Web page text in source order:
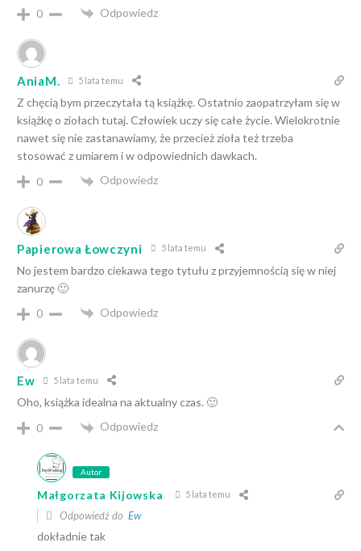
0
Odpowiedz
AniaM. 5 lata temu
Z chęcią bym przeczytała tą książkę. Ostatnio zaopatrzyłam się w
książkę o ziołach tutaj. Człowiek uczy się całe życie. Wielokrotnie
nawet się nie zastanawiamy, że przecież zioła też trzeba
stosować z umiarem i w odpowiednich dawkach.
0
Odpowiedz
Papierowa Łowczyni 5 lata temu
No jestem bardzo ciekawa tego tytułu z przyjemnością się w niej
zanurzę 🙂
0
Odpowiedz
Ew 5 lata temu
Oho, książka idealna na aktualny czas. 🙂
0
Odpowiedz
Autor
Małgorzata Kijowska 5 lata temu
Odpowiedź do Ew
dokładnie tak